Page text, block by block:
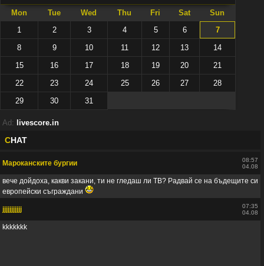
Mon Tue Wed Thu Fri Sat
Sun
1
2 3 4 5 6
7
8
9 10 11 12 13
14
15
16 17 18 19 20
21
22
23 24 25 26 27
28
29
30 31
Ad: livescore.in
CHAT
Мароканските бургии
08:57
04.08
вече дойдоха, какви закани, ти не гледаш ли ТВ? Радвай се на бъдещите си
европейски съграждани
jjjjjjjjjjj
07:35
04.08
kkkkkkk